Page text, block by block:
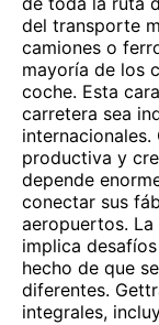
del transporte
camiones o
mayoría de los
coche. Esta
carretera sea
internacionales.
productiva y
depende
conectar sus
aeropuertos.
implica
hecho de que
diferentes.
integrales,